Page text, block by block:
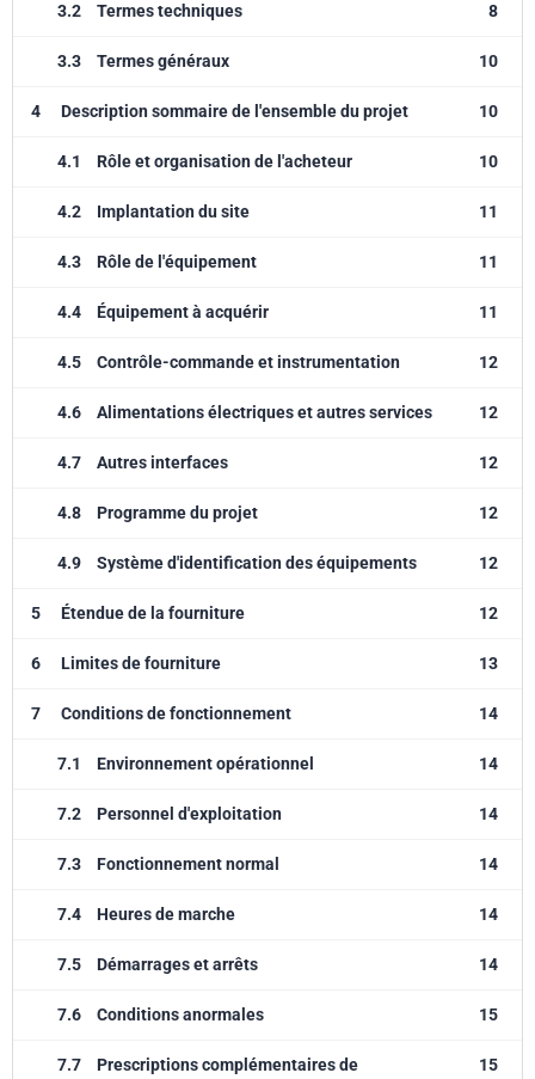
3.2 Termes techniques 8
3.3 Termes généraux 10
4 Description sommaire de l'ensemble du projet 10
4.1 Rôle et organisation de l'acheteur 10
4.2 Implantation du site 11
4.3 Rôle de l'équipement 11
4.4 Équipement à acquérir 11
4.5 Contrôle-commande et instrumentation 12
4.6 Alimentations électriques et autres services 12
4.7 Autres interfaces 12
4.8 Programme du projet 12
4.9 Système d'identification des équipements 12
5 Étendue de la fourniture 12
6 Limites de fourniture 13
7 Conditions de fonctionnement 14
7.1 Environnement opérationnel 14
7.2 Personnel d'exploitation 14
7.3 Fonctionnement normal 14
7.4 Heures de marche 14
7.5 Démarrages et arrêts 14
7.6 Conditions anormales 15
7.7
Prescriptions complémentaires de
15